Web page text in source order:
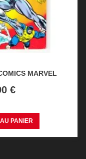
MARVEL
€
PANIER